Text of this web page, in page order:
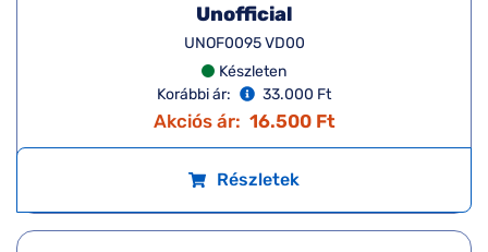
Unofficial
UNOF0095 VD00
Készleten
Korábbi ár:
33.000 Ft
Akciós ár: 16.500 Ft
Részletek